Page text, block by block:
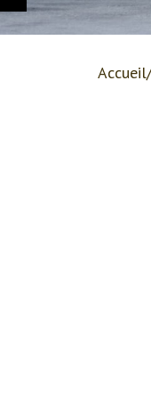
Accueil